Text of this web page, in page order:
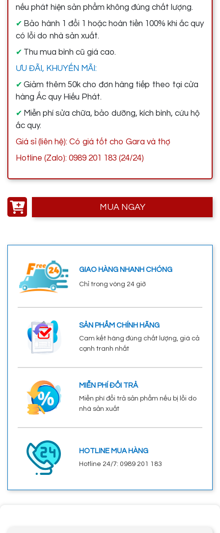
nếu phát hiện sản phẩm không đúng chất lượng.
✔ Bảo hành 1 đổi 1 hoặc hoàn tiền 100% khi ắc quy
có lỗi do nhà sản xuất.
✔ Thu mua bình cũ giá cao.
ƯU ĐÃI, KHUYẾN MÃI:
✔ Giảm thêm 50k cho đơn hàng tiếp theo tại cửa
hàng Ắc quy Hiếu Phát.
✔ Miễn phí sửa chữa, bảo dưỡng, kích bình, cứu hộ
ắc quy.
Giá sỉ (liên hệ): Có giá tốt cho Gara và thợ
Hotline (Zalo): 0989 201 183 (24/24)
MUA NGAY
GIAO HÀNG NHANH CHÓNG
Chỉ trong vòng 24 giờ
SẢN PHẨM CHÍNH HÃNG
Cam kết hàng đúng chất lượng, giá cả
cạnh tranh nhất
MIỄN PHÍ ĐỔI TRẢ
Miễn phí đổi trả sản phẩm nếu bị lỗi do
nhà sản xuất
HOTLINE MUA HÀNG
Hotline 24/7: 0989 201 183